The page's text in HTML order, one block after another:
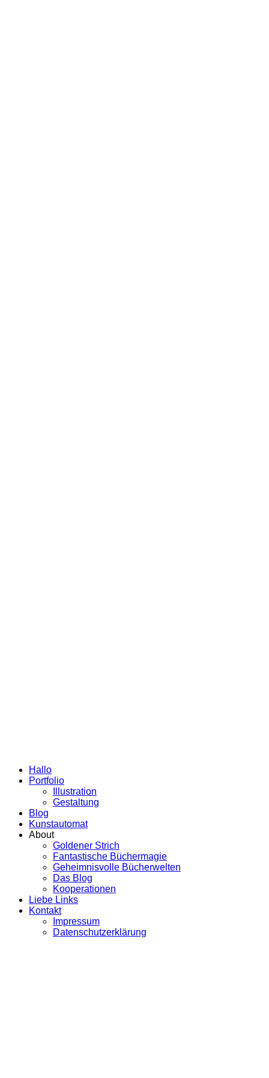
Hallo
Portfolio
Illustration
Gestaltung
Blog
Kunstautomat
About
Goldener Strich
Fantastische Büchermagie
Geheimnisvolle Bücherwelten
Das Blog
Kooperationen
Liebe Links
Kontakt
Impressum
Datenschutzerklärung